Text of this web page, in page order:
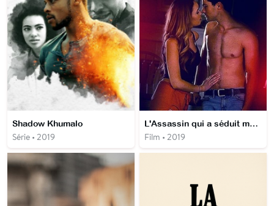
Shadow Khumalo
Série • 2019
L'Assassin qui a séduit ma Fille
Film • 2019